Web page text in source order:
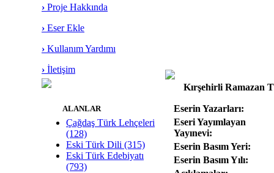
› Proje Hakkında
› Eser Ekle
› Kullanım Yardımı
› İletişim
ALANLAR
Çağdaş Türk Lehçeleri
(128)
Eski Türk Dili (315)
Eski Türk Edebiyatı
(793)
Kırşehirli Ramazan
Eserin Yazarları:
Eseri Yayımlayan
Yayınevi:
Eserin Basım Yeri:
Eserin Basım Yılı: